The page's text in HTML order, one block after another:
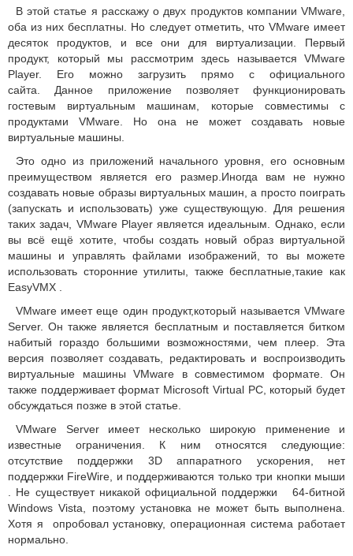
В этой статье я расскажу о двух продуктов компании VMware,
оба из них бесплатны. Но следует отметить, что VMware имеет
десяток продуктов, и все они для виртуализации. Первый
продукт, который мы рассмотрим здесь называется VMware
Player. Его можно загрузить прямо с официального
сайта. Данное приложение позволяет функционировать
гостевым виртуальным машинам, которые совместимы с
продуктами VMware. Но она не может создавать новые
виртуальные машины.
Это одно из приложений начального уровня, его основным
преимуществом является его размер. Иногда вам не нужно
создавать новые образы виртуальных машин, а просто поиграть
(запускать и использовать) уже существующую. Для решения
таких задач, VMware Player является идеальным. Однако, если
вы всё ещё хотите, чтобы создать новый образ виртуальной
машины и управлять файлами изображений, то вы можете
использовать сторонние утилиты, также бесплатные,такие как
EasyVMX
VMware имеет еще один продукт,который называется VMware
Server.Он также является бесплатным и поставляется битком
набитый гораздо большими возможностями, чем плеер. Эта
версия позволяет создавать, редактировать и воспроизводить
виртуальные машины VMware в совместимом формате. Он
также поддерживает формат Microsoft Virtual PC, который будет
обсуждаться позже в этой статье.
VMware Server имеет несколько широкую применение и
известные ограничения. К ним относятся следующие:
отсутствие поддержки 3D аппаратного ускорения, нет
поддержки FireWire, и поддерживаются только три кнопки мыши
Не существует никакой официальной поддержки 64-битной
Windows Vista, поэтому установка не может быть выполнена.
Хотя я
опробовал установку, операционная система работает
нормально.